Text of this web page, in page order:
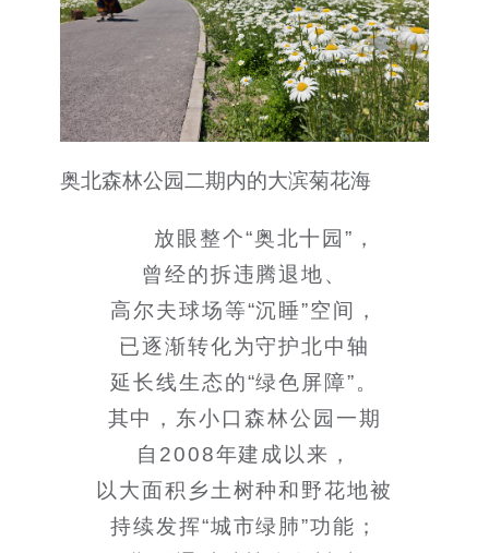
奥北森林公园二期内的大滨菊花海
放眼整个“奥北十园”，
曾经的拆违腾退地、
高尔夫球场等“沉睡”空间，
已逐渐转化为守护北中轴
延长线生态的“绿色屏障”。
其中，东小口森林公园一期
自2008年建成以来，
以大面积乡土树种和野花地被
持续发挥“城市绿肺”功能；